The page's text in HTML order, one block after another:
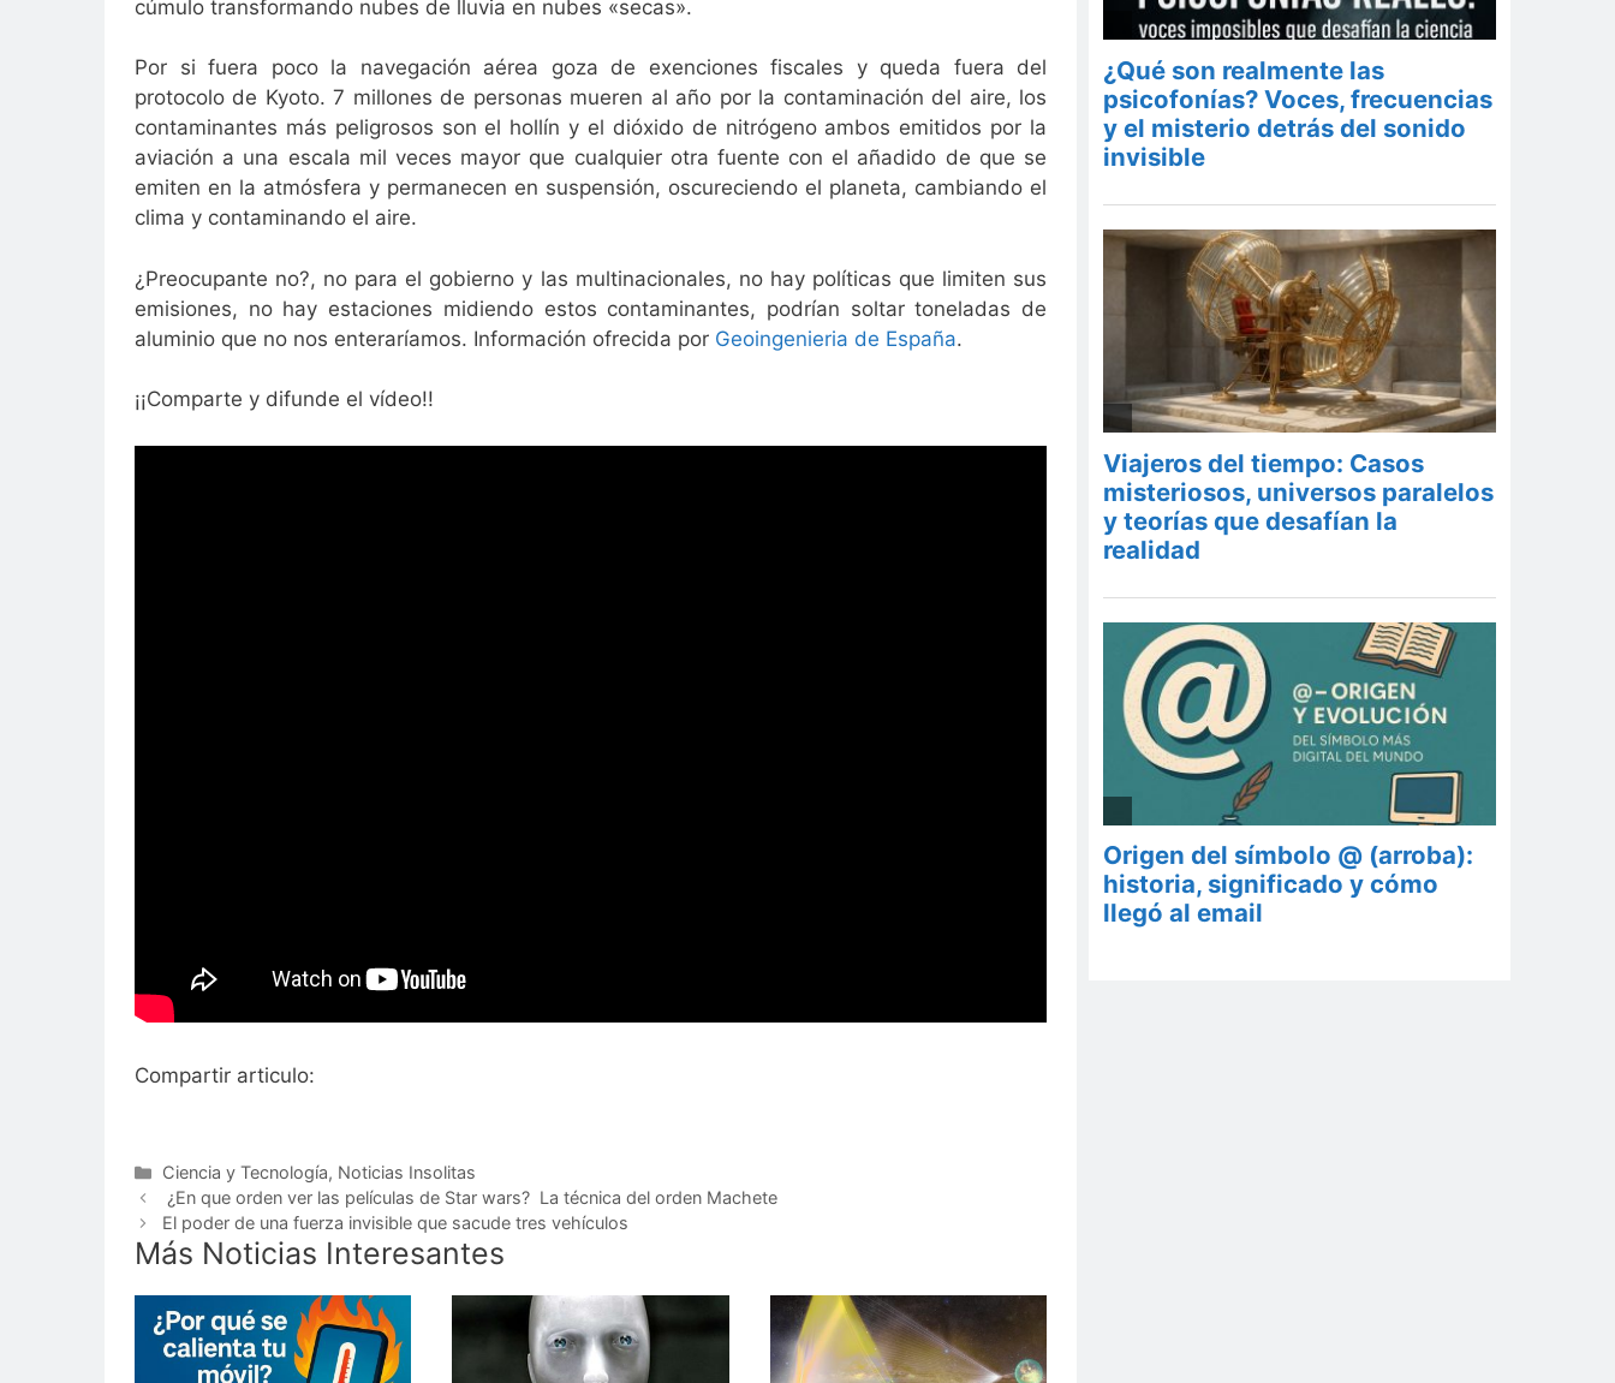
cúmulo transformando nubes de lluvia en nubes «secas».
Por si fuera poco la navegación aérea goza de exenciones fiscales y queda fuera del
protocolo de Kyoto. 7 millones de personas mueren al año por la contaminación del aire, los
contaminantes más peligrosos son el hollín y el dióxido de nitrógeno ambos emitidos por la
aviación a una escala mil veces mayor que cualquier otra fuente con el añadido de que se
emiten en la atmósfera y permanecen en suspensión, oscureciendo el planeta, cambiando el
clima y contaminando el aire.
¿Preocupante no?, no para el gobierno y las multinacionales, no hay políticas que limiten sus
emisiones, no hay estaciones midiendo estos contaminantes, podrían soltar toneladas de
aluminio que no nos enteraríamos. Información ofrecida por Geoingenieria de España.
¡¡Comparte y difunde el vídeo!!
Compartir articulo:
Categorías
Ciencia y Tecnología, Noticias Insolitas
¿En que orden ver las películas de Star wars? La técnica del orden Machete
El poder de una fuerza invisible que sacude tres vehículos
Más Noticias Interesantes